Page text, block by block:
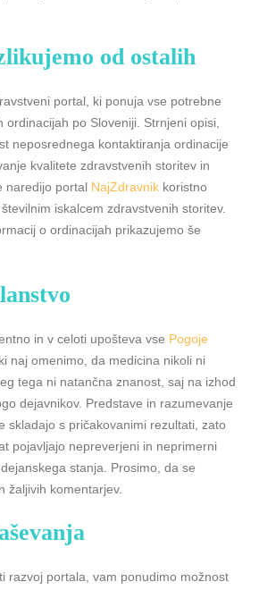
od ostalih
portal, ki ponuja vse potrebne
ordinacijah po Sloveniji. Strnjeni opisi,
neposrednega kontaktiranja ordinacije
kvalitete zdravstvenih storitev in
naredijo portal NajZdravnik koristno
iskalcem zdravstvenih storitev.
o ordinacijah prikazujemo še
in v celoti upošteva vse Pogoje
naj omenimo, da medicina nikoli ni
tega ni natančna znanost, saj na izhod
dejavnikov. Predstave in razumevanje
skladajo s pričakovanimi rezultati, zato
pojavljajo nepreverjeni in neprimerni
stanja. Prosimo, da se
žaljivih komentarjev.
razvoj portala, vam ponudimo možnost